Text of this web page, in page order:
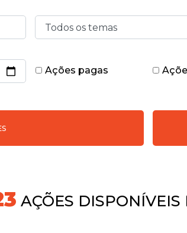
Ações pagas
AÇÕES